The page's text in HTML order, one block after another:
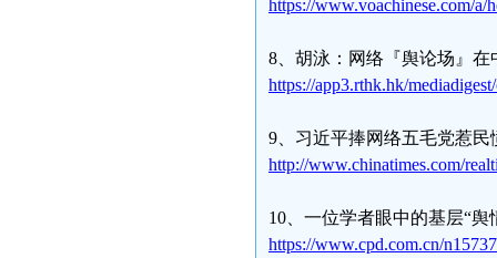
https://www.voachinese.com/
8、胡泳：网络『舆论场』
https://app3.rthk.hk/
9、习近平捧网络五毛党惹民
http://www.chinatimes.com/
10、一位学者眼中的基层“舆
https://www.cpd.com.cn/